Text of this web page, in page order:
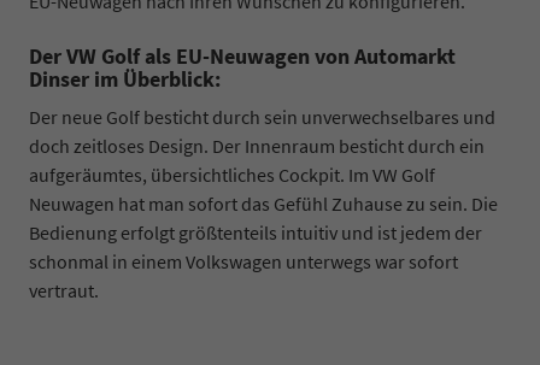
Der VW Golf als EU-Neuwagen von Automarkt
Dinser im Überblick:
Der neue Golf besticht durch sein unverwechselbares und
doch zeitloses Design. Der Innenraum besticht durch ein
aufgeräumtes, übersichtliches Cockpit. Im VW Golf
Neuwagen hat man sofort das Gefühl Zuhause zu sein. Die
Bedienung erfolgt größtenteils intuitiv und ist jedem der
schonmal in einem Volkswagen unterwegs war sofort
vertraut.